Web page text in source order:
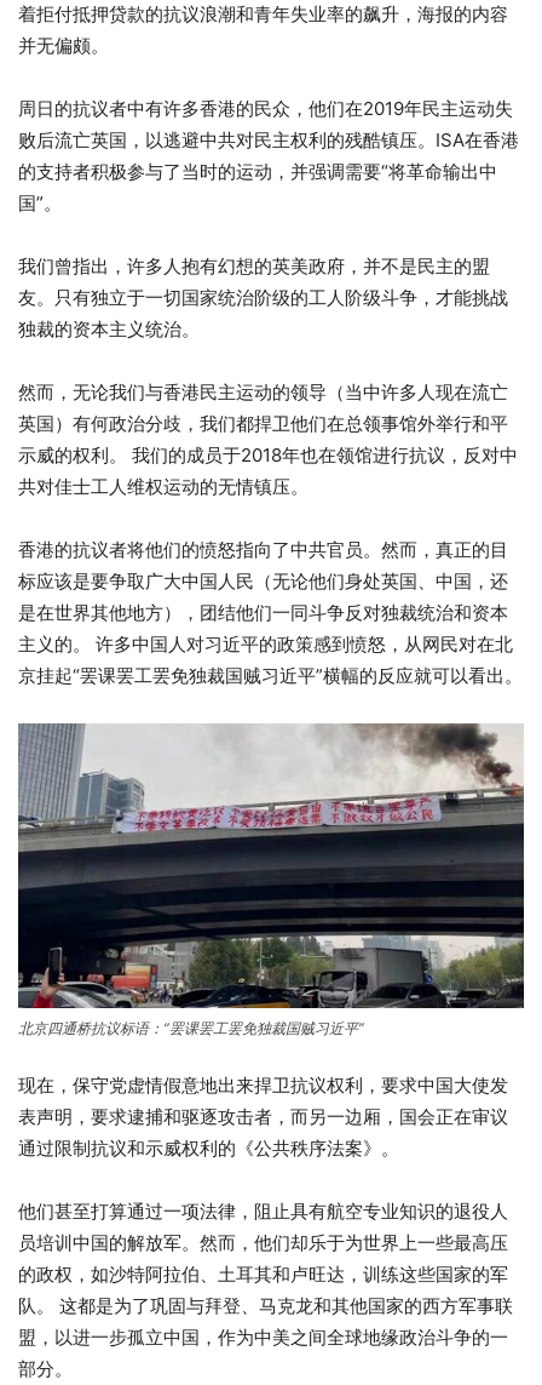
着拒付抵押贷款的抗议浪潮和青年失业率的飙升，海报的内容
并无偏颇。
周日的抗议者中有许多香港的民众，他们在2019年民主运动失
败后流亡英国，以逃避中共对民主权利的残酷镇压。ISA在香港
的支持者积极参与了当时的运动，并强调需要“将革命输出中
国”。
我们曾指出，许多人抱有幻想的英美政府，并不是民主的盟
友。只有独立于一切国家统治阶级的工人阶级斗争，才能挑战
独裁的资本主义统治。
然而，无论我们与香港民主运动的领导（当中许多人现在流亡
英国）有何政治分歧，我们都捍卫他们在总领事馆外举行和平
示威的权利。 我们的成员于2018年也在领馆进行抗议，反对中
共对佳士工人维权运动的无情镇压。
香港的抗议者将他们的愤怒指向了中共官员。然而，真正的目
标应该是要争取广大中国人民（无论他们身处英国、中国，还
是在世界其他地方），团结他们一同斗争反对独裁统治和资本
主义的。 许多中国人对习近平的政策感到愤怒，从网民对在北
京挂起“罢课罢工罢免独裁国贼习近平”横幅的反应就可以看出。
北京四通桥抗议标语：“罢课罢工罢免独裁国贼习近平”
现在，保守党虚情假意地出来捍卫抗议权利，要求中国大使发
表声明，要求逮捕和驱逐攻击者，而另一边厢，国会正在审议
通过限制抗议和示威权利的《公共秩序法案》。
他们甚至打算通过一项法律，阻止具有航空专业知识的退役人
员培训中国的解放军。然而，他们却乐于为世界上一些最高压
的政权，如沙特阿拉伯、土耳其和卢旺达，训练这些国家的军
队。 这都是为了巩固与拜登、马克龙和其他国家的西方军事联
盟，以进一步孤立中国，作为中美之间全球地缘政治斗争的一
部分。